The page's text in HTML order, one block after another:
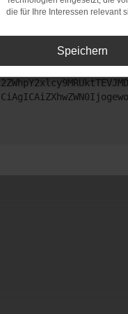
versucht hast,
die für Ihre Interessen relevant
Speichern